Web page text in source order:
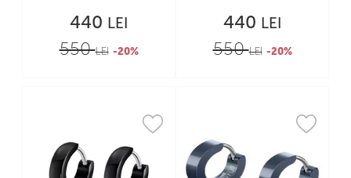
440 LEI
550LEI -20%
440 LEI
550LEI -20%